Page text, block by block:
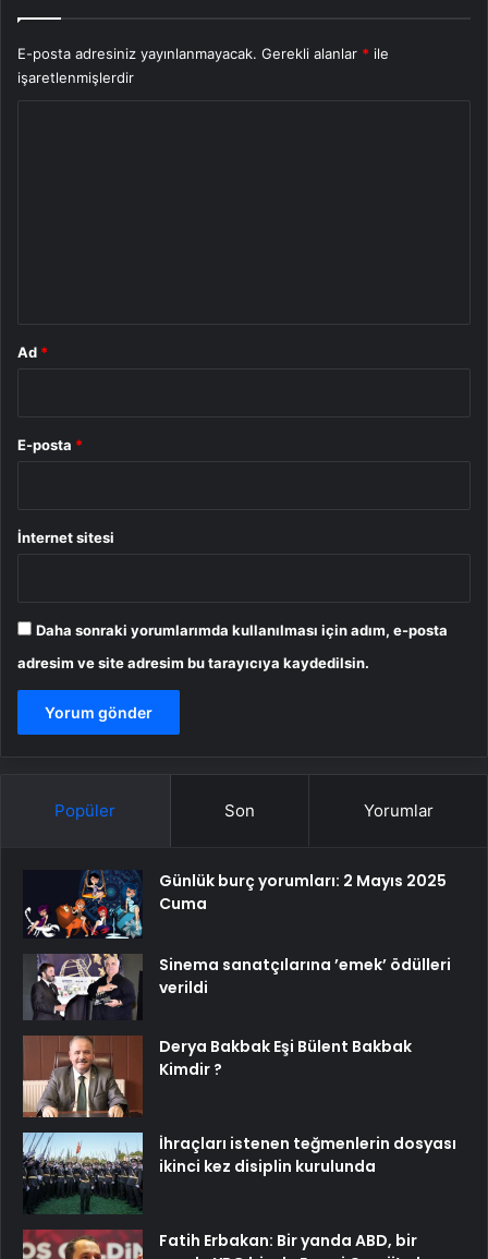
E-posta adresiniz yayınlanmayacak. Gerekli alanlar * ile
işaretlenmişlerdir
Ad *
E-posta *
İnternet sitesi
Daha sonraki yorumlarımda kullanılması için adım, e-posta
adresim ve site adresim bu tarayıcıya kaydedilsin.
Popüler Son Yorumlar
Günlük burç yorumları: 2 Mayıs 2025
Cuma
Sinema sanatçılarına ’emek’ ödülleri
verildi
Derya Bakbak Eşi Bülent Bakbak
Kimdir ?
İhraçları istenen teğmenlerin dosyası
ikinci kez disiplin kurulunda
Fatih Erbakan: Bir yanda ABD, bir